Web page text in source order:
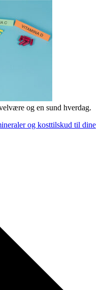
og en sund hverdag.
og kosttilskud til dine